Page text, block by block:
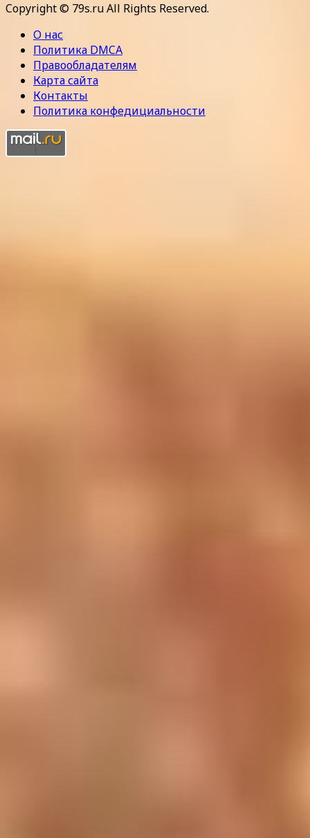
Copyright © 79s.ru All Rights Reserved.
О нас
Политика DMCA
Правообладателям
Карта сайта
Контакты
Политика конфедициальности